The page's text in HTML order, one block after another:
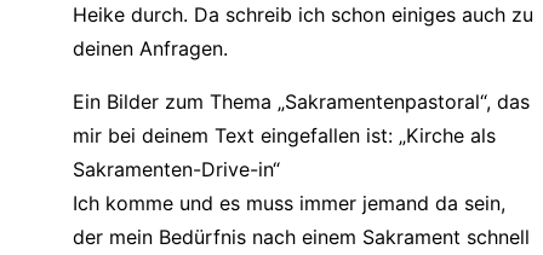
Heike durch. Da schreib ich schon einiges auch zu
deinen Anfragen.
Ein Bilder zum Thema „Sakramentenpastoral“, das
mir bei deinem Text eingefallen ist: „Kirche als
Sakramenten-Drive-in“
Ich komme und es muss immer jemand da sein,
der mein Bedürfnis nach einem Sakrament schnell